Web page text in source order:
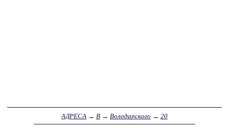
АДРЕСА → В → Володарского → 20